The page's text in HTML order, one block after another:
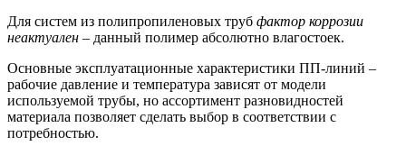
Для систем из полипропиленовых труб фактор коррозии
неактуален – данный полимер абсолютно влагостоек.
Основные эксплуатационные характеристики ПП-линий –
рабочие давление и температура зависят от модели
используемой трубы, но ассортимент разновидностей
материала позволяет сделать выбор в соответствии с
потребностью.